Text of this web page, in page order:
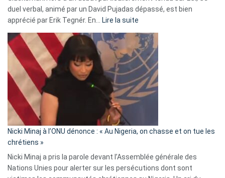
»
duel verbal, animé par un David Pujadas dépassé, est bien
apprécié par Erik Tegnér. En… Lire la suite
Erik
Tegnér
exulte
:
« Zemmour
a
tout
parle
ses
tripes »
Nicki Minaj à l’ONU dénonce : « Au Nigeria, on chasse et on tue les
chrétiens »
Nicki Minaj a pris la parole devant l’Assemblée générale des
Nations Unies pour alerter sur les persécutions dont sont